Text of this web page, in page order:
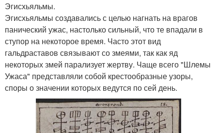
Эгисхьяльмы.
Эгисхьяльмы создавались с целью нагнать на врагов
панический ужас, настолько сильный, что те впадали в
ступор на некоторое время. Часто этот вид
гальдраставов связывают со змеями, так как яд
некоторых змей парализует жертву. Чаще всего "Шлемы
Ужаса" представляли собой крестообразные узоры,
споры о значении которых ведутся по сей день.